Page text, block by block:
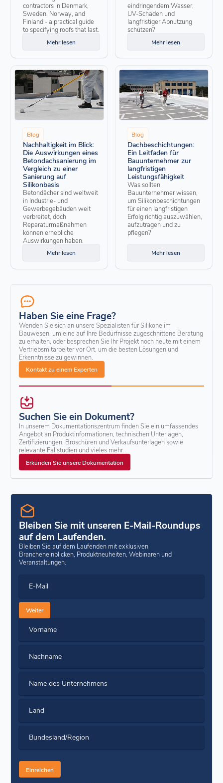
contractors in Denmark,
Sweden, Norway, and
Finland - a practical guide
to specifying roofs that last.
Mehr lesen
eindringendem Wasser,
UV-Schäden und
langfristiger Abnutzung
schützen?
Mehr lesen
Blog
Nachhaltigkeit im Blick:
Die Auswirkungen eines
Betondachsanierung im
Vergleich zu einer
Sanierung auf
Silikonbasis
Betondächer sind weltweit
in Industrie- und
Gewerbegebäuden weit
verbreitet, doch
Reparaturmaßnahmen
können erhebliche
Auswirkungen haben.
Mehr lesen
Blog
Dachbeschichtungen:
Ein Leitfaden für
Bauunternehmer zur
langfristigen
Leistungsfähigkeit
Was sollten
Bauunternehmer wissen,
um Silikonbeschichtungen
für einen langfristigen
Erfolg richtig auszuwählen,
aufzutragen und zu
pflegen?
Mehr lesen
Haben Sie eine Frage?
Wenden Sie sich an unsere Spezialisten für Silikone im
Bauwesen, um eine auf Ihre Bedürfnisse zugeschnittene Beratung
zu erhalten, oder besprechen Sie Ihr Projekt noch heute mit einem
Vertriebsmitarbeiter vor Ort, um die besten Lösungen und
Erkenntnisse zu gewinnen.
Kontakt zu einem Experten
Suchen Sie ein Dokument?
In unserem Dokumentationszentrum finden Sie ein umfassendes
Angebot an Produktinformationen, technischen Unterlagen,
Zertifizierungen, Broschüren und Verkaufsunterlagen sowie
relevante Fallstudien und vieles mehr.
Erkunden Sie unsere Dokumentation
Bleiben Sie mit unseren E-Mail-Roundups
auf dem Laufenden.
Bleiben Sie auf dem Laufenden mit exklusiven
Brancheneinblicken, Produktneuheiten, Webinaren und
Veranstaltungen.
E-Mail
Weiter
Vorname
Nachname
Name des Unternehmens
Land
Bundesland/Region